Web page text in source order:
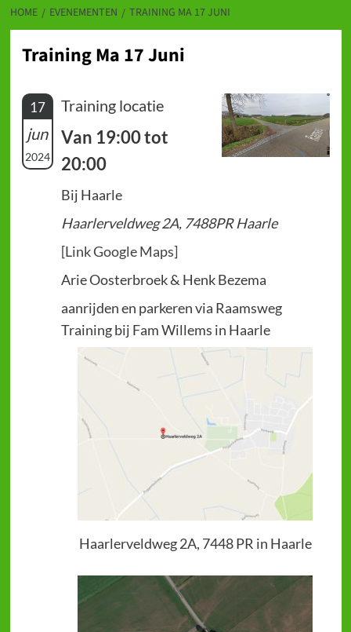
HOME EVENEMENTEN TRAINING MA 17 JUNI
Training Ma 17 Juni
17
jun
2024
Training locatie
Van 19:00 tot
20:00
Bij Haarle
Haarlerveldweg 2A, 7488PR Haarle
[Link Google Maps]
Arie Oosterbroek & Henk Bezema
aanrijden en parkeren via Raamsweg
Training bij Fam Willems in Haarle
Haarlerveldweg 2A, 7448 PR in Haarle